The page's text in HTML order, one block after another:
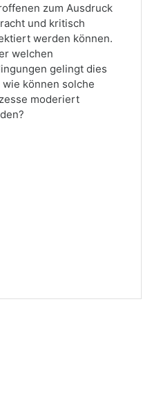
zum Ausdruck
und kritisch
werden können.
welchen
gelingt dies
wie können solche
moderiert